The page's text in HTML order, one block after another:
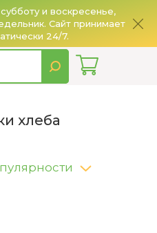
и воскресенье,
Сайт принимает
24/7.
хлеба